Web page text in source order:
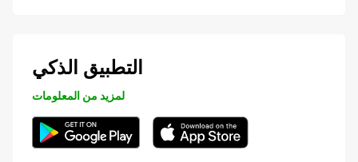
التطبيق الذكي
لمزيد من المعلومات